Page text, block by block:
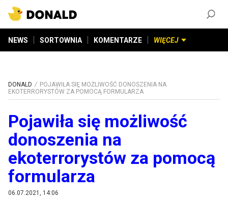
NEWS SORTOWNIA KOMENTARZE WIĘCEJ
DONALD
POJAWIŁA SIĘ MOŻLIWOŚĆ DONOSZENIA NA
EKOTERRORYSTÓW ZA POMOCĄ FORMULARZA
Pojawiła się możliwość
donoszenia na
ekoterrorystów za pomocą
formularza
06.07.2021, 14:06